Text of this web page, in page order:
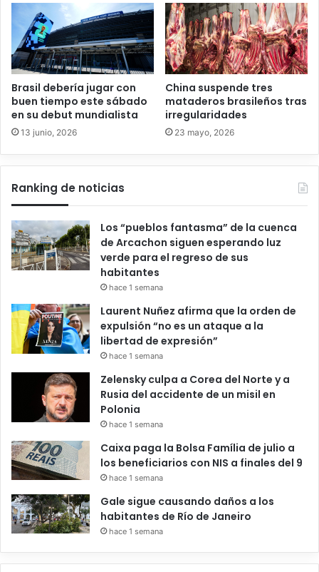
Brasil debería jugar con
buen tiempo este sábado
en su debut mundialista
13 junio, 2026
China suspende tres
mataderos brasileños tras
irregularidades
23 mayo, 2026
Ranking de noticias
Los “pueblos fantasma” de la cuenca
de Arcachon siguen esperando luz
verde para el regreso de sus
habitantes
hace 1 semana
Laurent Nuñez afirma que la orden de
expulsión “no es un ataque a la
libertad de expresión”
hace 1 semana
Zelensky culpa a Corea del Norte y a
Rusia del accidente de un misil en
Polonia
hace 1 semana
Caixa paga la Bolsa Família de julio a
los beneficiarios con NIS a finales del 9
hace 1 semana
Gale sigue causando daños a los
habitantes de Río de Janeiro
hace 1 semana